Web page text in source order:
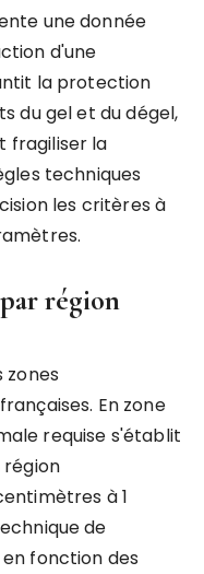
une donnée
d'une
la protection
du gel et du dégel,
fragiliser la
techniques
les critères à
région
zones
En zone
requise s'établit
à 1
de
fonction des